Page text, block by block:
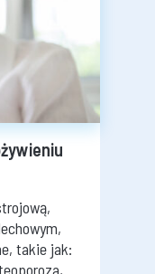
takie jak: